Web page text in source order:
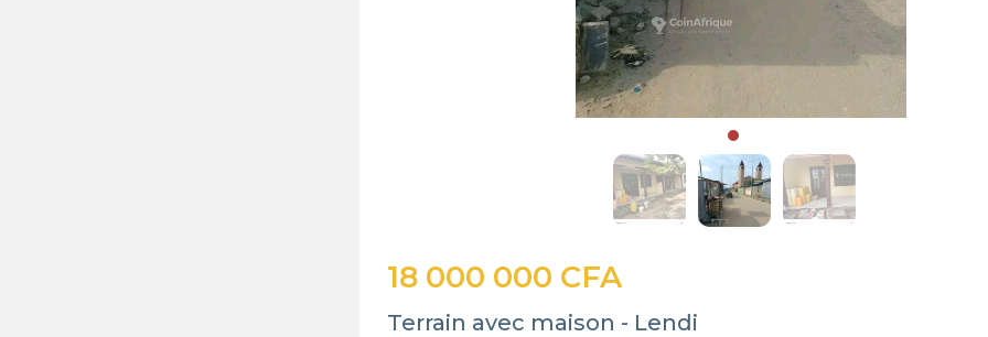
18 000 000 CFA
Terrain avec maison - Lendi